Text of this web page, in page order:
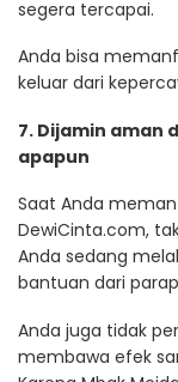
segera tercapai.
Anda bisa
keluar dari
7. Dijamin aman
apapun
Saat Anda
DewiCinta.com,
Anda sedang
bantuan dari
Anda juga tidak
membawa efek